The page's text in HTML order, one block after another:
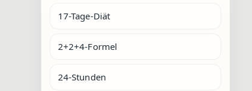
17-Tage-Diät
2+2+4-Formel
24-Stunden